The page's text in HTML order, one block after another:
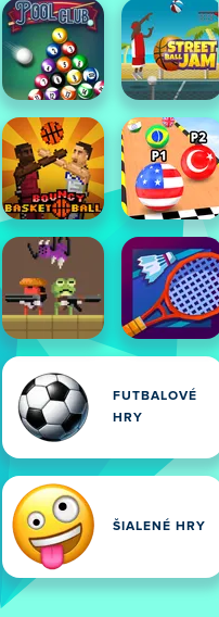
FUTBALOVÉ
HRY
ŠIALENÉ HRY